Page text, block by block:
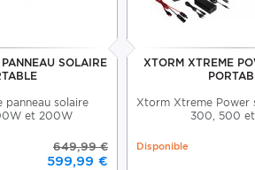
SOLAIRE
panneau solaire
et 200W
649,99 €
599,99 €
XTORM XTREME
Xtorm Xtreme Power
300, 500 et
Disponible